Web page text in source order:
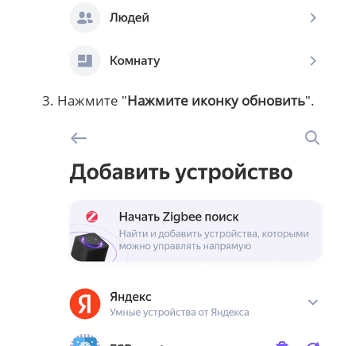
Нажмите "Нажмите иконку обновить".